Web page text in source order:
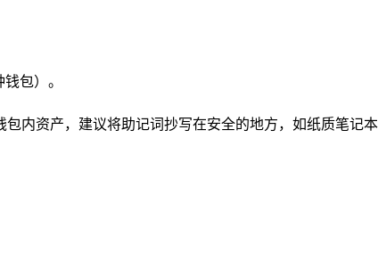
包）。
内资产，建议将助记词抄写在安全的地方，如纸质笔记本